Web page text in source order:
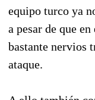
equipo turco ya
a pesar de que
bastante nervios
ataque.